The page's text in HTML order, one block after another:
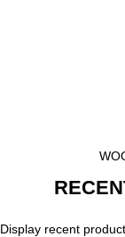
Display recent